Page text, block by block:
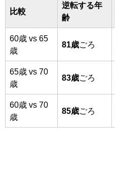
比較
逆転する年
齢
60歳 vs 65
歳
81歳ごろ
65歳 vs 70
歳
83歳ごろ
60歳 vs 70
歳
85歳ごろ